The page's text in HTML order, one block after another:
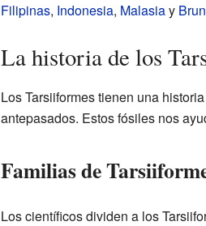
Filipinas, Indonesia, Malasiay
La historia de los
Los Tarsiiformes tienen una
antepasados. Estos fósiles nos
Familias de
Los científicos dividen a los